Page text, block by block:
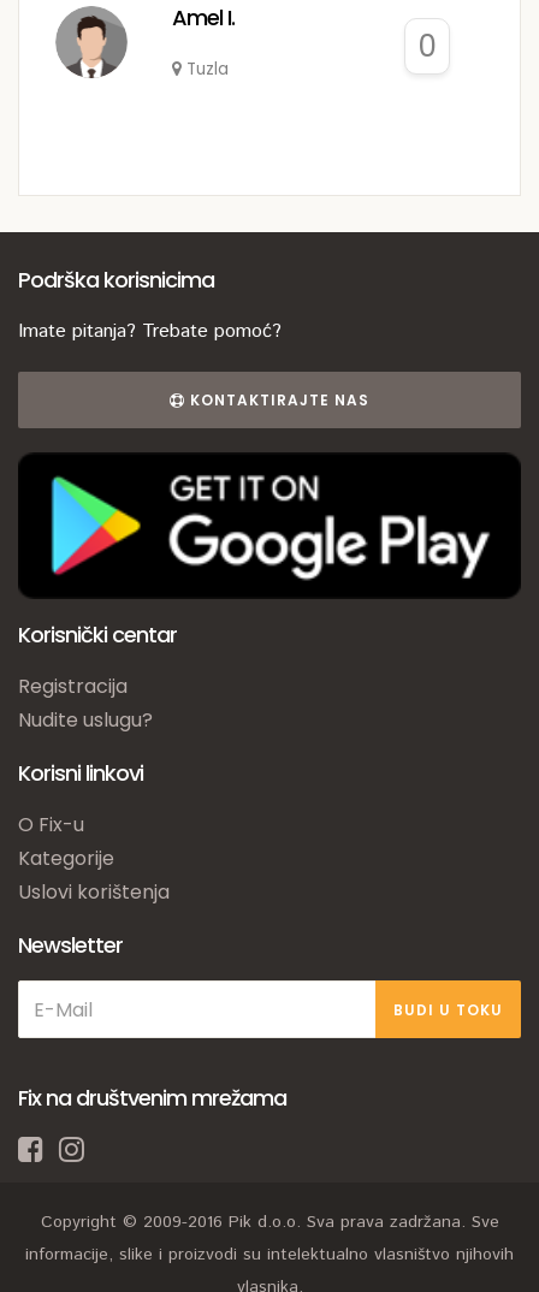
Amel I.
Tuzla
0
Podrška korisnicima
Imate pitanja? Trebate pomoć?
KONTAKTIRAJTE NAS
Korisnički centar
Registracija
Nudite uslugu?
Korisni linkovi
O Fix-u
Kategorije
Uslovi korištenja
Newsletter
BUDI U TOKU
Fix na društvenim mrežama
Copyright © 2009-2016 Pik d.o.o. Sva prava zadržana. Sve
informacije, slike i proizvodi su intelektualno vlasništvo njihovih